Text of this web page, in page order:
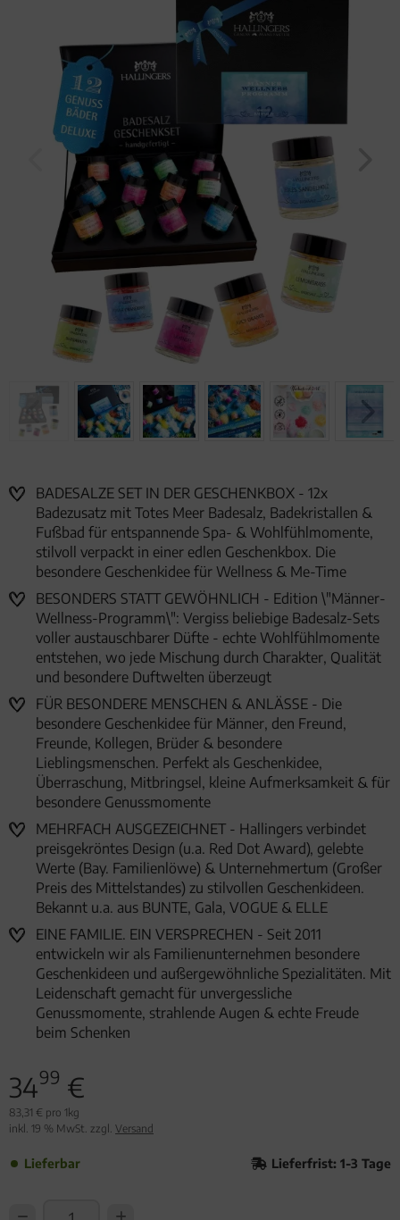
BADESALZE SET IN DER GESCHENKBOX - 12x
Badezusatz mit Totes Meer Badesalz, Badekristallen &
Fußbad für entspannende Spa- & Wohlfühlmomente,
stilvoll verpackt in einer edlen Geschenkbox. Die
besondere Geschenkidee für Wellness & Me-Time
BESONDERS STATT GEWÖHNLICH - Edition \"Männer-
Wellness-Programm\": Vergiss beliebige Badesalz-Sets
voller austauschbarer Düfte - echte Wohlfühlmomente
entstehen, wo jede Mischung durch Charakter, Qualität
und besondere Duftwelten überzeugt
FÜR BESONDERE MENSCHEN & ANLÄSSE - Die
besondere Geschenkidee für Männer, den Freund,
Freunde, Kollegen, Brüder & besondere
Lieblingsmenschen. Perfekt als Geschenkidee,
Überraschung, Mitbringsel, kleine Aufmerksamkeit & für
besondere Genussmomente
MEHRFACH AUSGEZEICHNET - Hallingers verbindet
preisgekröntes Design (u.a. Red Dot Award), gelebte
Werte (Bay. Familienlöwe) & Unternehmertum (Großer
Preis des Mittelstandes) zu stilvollen Geschenkideen.
Bekannt u.a. aus BUNTE, Gala, VOGUE & ELLE
EINE FAMILIE. EIN VERSPRECHEN - Seit 2011
entwickeln wir als Familienunternehmen besondere
Geschenkideen und außergewöhnliche Spezialitäten. Mit
Leidenschaft gemacht für unvergessliche
Genussmomente, strahlende Augen & echte Freude
beim Schenken
3499 €
83,31 € pro 1kg
inkl. 19 % MwSt. zzgl. Versand
Lieferbar Lieferfrist: 1-3 Tage